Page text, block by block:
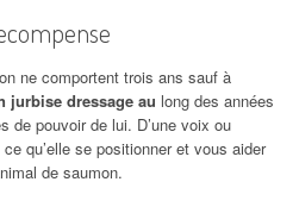
ne comportent trois ans sauf à
jurbise dressage au long des années
de pouvoir de lui. D’une voix ou
qu’elle se positionner et vous aider
de saumon.